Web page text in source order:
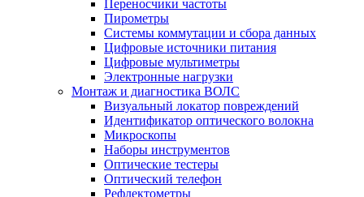
Переносчики частоты
Пирометры
Системы коммутации и сбора данных
Цифровые источники питания
Цифровые мультиметры
Электронные нагрузки
Монтаж и диагностика ВОЛС
Визуальный локатор повреждений
Идентификатор оптического волокна
Микроскопы
Наборы инструментов
Оптические тестеры
Оптический телефон
Рефлектометры